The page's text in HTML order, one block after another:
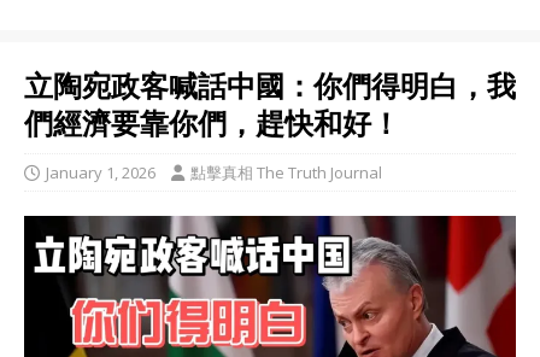
立陶宛政客喊話中國：你們得明白，我
們經濟要靠你們，趕快和好！
January 1, 2026 點擊真相 The Truth Journal